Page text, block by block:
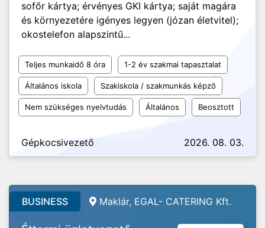
sofőr kártya; érvényes GKI kártya; saját magára
és környezetére igényes legyen (józan életvitel);
okostelefon alapszintű...
Teljes munkaidő 8 óra 1-2 év szakmai tapasztalat
Általános iskola Szakiskola / szakmunkás képző
Nem szükséges nyelvtudás Általános Beosztott
Gépkocsivezető 2026. 08. 03.
BUSINESS Maklár, EGAL- CATERING Kft.